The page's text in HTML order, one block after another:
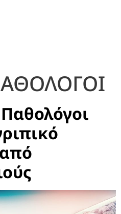
Παθολόγοι